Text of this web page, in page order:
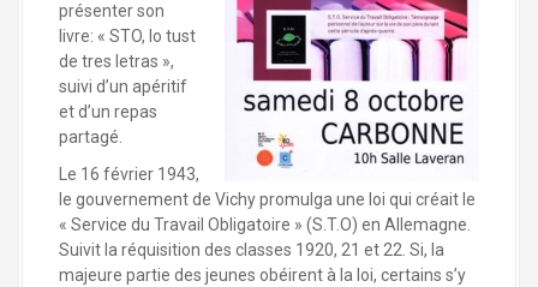
présenter son
livre: « STO, lo tust
de tres letras »,
suivi d’un apéritif
et d’un repas
partagé.
Le 16 février 1943,
le gouvernement de Vichy promulga une loi qui créait le
« Service du Travail Obligatoire » (S.T.O) en Allemagne.
Suivit la réquisition des classes 1920, 21 et 22. Si, la
majeure partie des jeunes obéirent à la loi, certains s’y